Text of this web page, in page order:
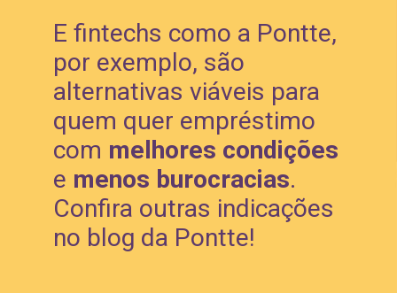
E fintechs como a Pontte,
por exemplo, são
alternativas viáveis para
quem quer empréstimo
com melhores condições
e menos burocracias.
Confira outras indicações
no blog da Pontte!